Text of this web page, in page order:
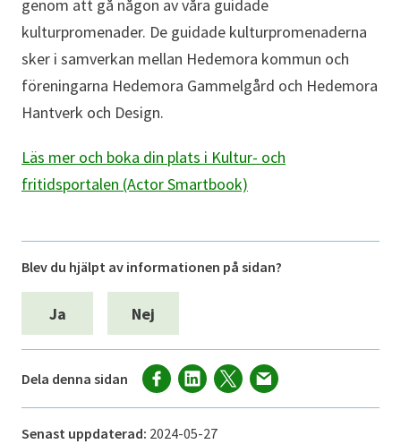
genom att gå någon av våra guidade
kulturpromenader. De guidade kulturpromenaderna
sker i samverkan mellan Hedemora kommun och
föreningarna Hedemora Gammelgård och Hedemora
Hantverk och Design.
Läs mer och boka din plats i Kultur- och
fritidsportalen (Actor Smartbook)
Blev du hjälpt av informationen på sidan?
Ja Nej
Dela denna sidan
Senast uppdaterad: 2024-05-27